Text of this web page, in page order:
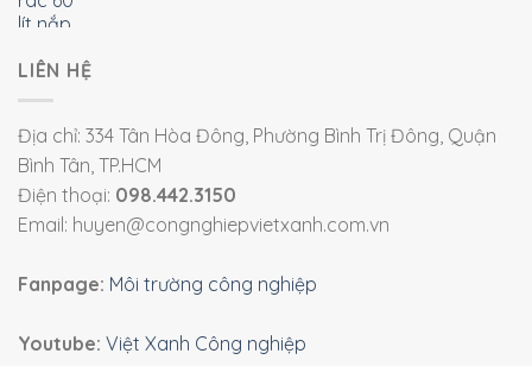
LIÊN HỆ
Địa chỉ: 334 Tân Hòa Đông, Phường Bình Trị Đông, Quận
Bình Tân, TP.HCM
Điện thoại: 098.442.3150
Email: huyen@congnghiepvietxanh.com.vn
Fanpage: Môi trường công nghiệp
Youtube: Việt Xanh Công nghiệp